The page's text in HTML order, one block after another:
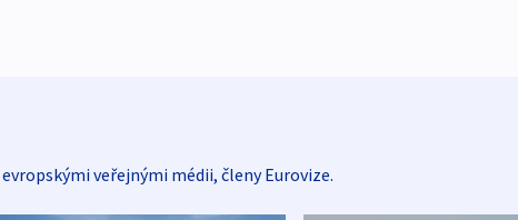
veřejnými médii, členy Eurovize.